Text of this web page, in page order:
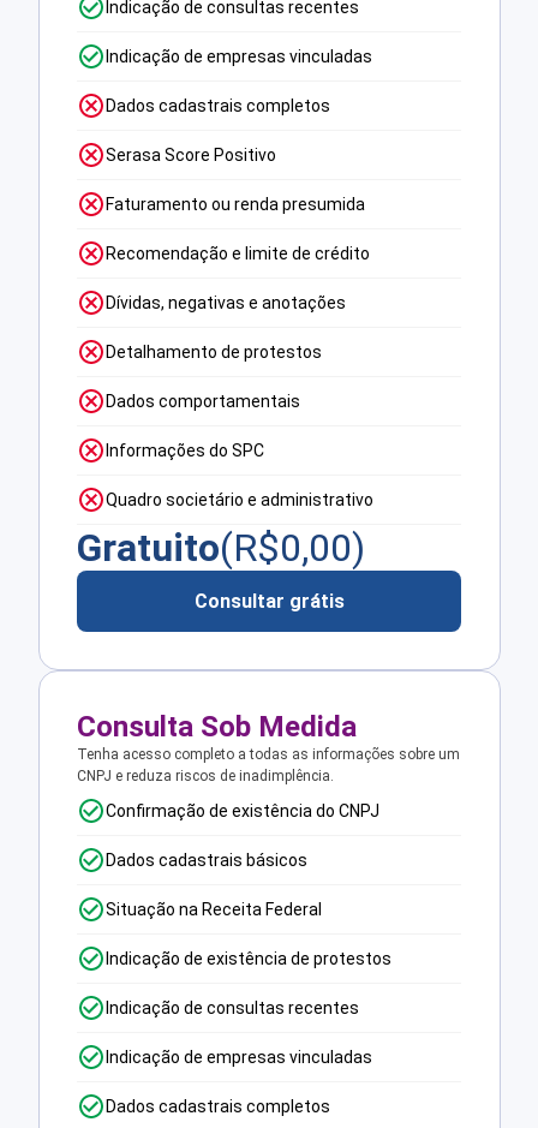
Indicação de consultas recentes
Indicação de empresas vinculadas
Dados cadastrais completos
Serasa Score Positivo
Faturamento ou renda presumida
Recomendação e limite de crédito
Dívidas, negativas e anotações
Detalhamento de protestos
Dados comportamentais
Informações do SPC
Quadro societário e administrativo
Gratuito(R$0,00)
Consultar grátis
Consulta Sob Medida
Tenha acesso completo a todas as informações sobre um
CNPJ e reduza riscos de inadimplência.
Confirmação de existência do CNPJ
Dados cadastrais básicos
Situação na Receita Federal
Indicação de existência de protestos
Indicação de consultas recentes
Indicação de empresas vinculadas
Dados cadastrais completos